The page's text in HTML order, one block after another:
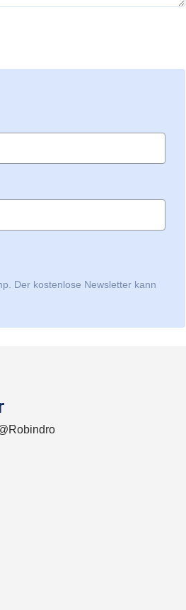
. Der kostenlose Newsletter kann